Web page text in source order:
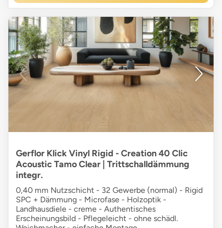
Gerflor Klick Vinyl Rigid - Creation 40 Clic
Acoustic Tamo Clear | Trittschalldämmung
integr.
0,40 mm Nutzschicht - 32 Gewerbe (normal) - Rigid
SPC + Dämmung - Microfase - Holzoptik -
Landhausdiele - creme - Authentisches
Erscheinungsbild - Pflegeleicht - ohne schädl.